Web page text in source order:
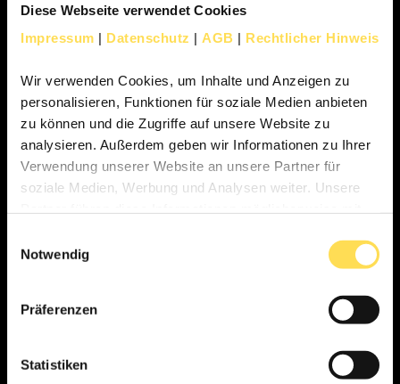
Diese Webseite verwendet Cookies
Impressum | Datenschutz | AGB | Rechtlicher Hinweis
Wir verwenden Cookies, um Inhalte und Anzeigen zu
personalisieren, Funktionen für soziale Medien anbieten
zu können und die Zugriffe auf unsere Website zu
analysieren. Außerdem geben wir Informationen zu Ihrer
Verwendung unserer Website an unsere Partner für
soziale Medien, Werbung und Analysen weiter. Unsere
haben oder die sie im Rahmen Ihrer Nutzung der Dienste
Notwendig
Präferenzen
Statistiken
Ihre E-Mail-Adresse
Postleitzahl*
Ich möchte zurückgerufen werden.